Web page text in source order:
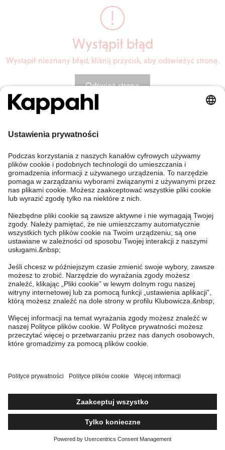
Wystąpił błąd
Wystąpił nieznany błąd, kliknij przycisk, aby odświeżyć stronę.
Odśwież stronę